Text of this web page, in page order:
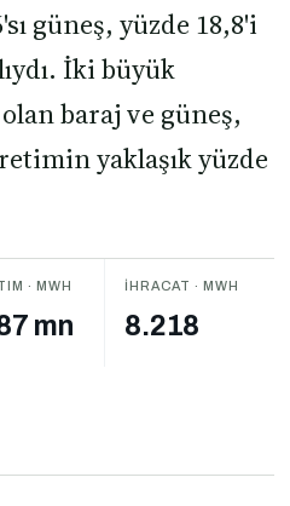
güneş, yüzde 18,8'i
İki büyük
baraj ve güneş,
yaklaşık yüzde
· MWH
mn
İHRACAT · MWH
8.218